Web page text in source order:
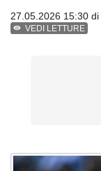
27.05.2026 15:30 di
VEDI LETTURE